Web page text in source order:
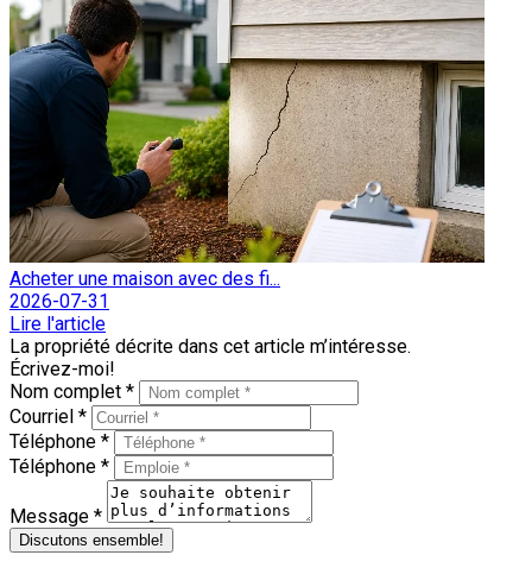
Acheter une maison avec des fi...
2026-07-31
Lire l'article
La propriété décrite dans cet article m’intéresse.
Écrivez-moi!
Nom complet *
Courriel *
Téléphone *
Téléphone *
Message *
Discutons ensemble!